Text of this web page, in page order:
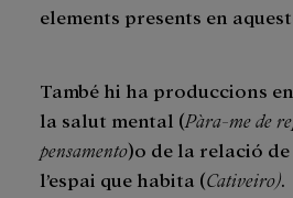
elements presents en
També hi ha produccions
la salut mental (Pàra-me de
pensamento)o de la relació de
l’espai que habita (Cativeiro).